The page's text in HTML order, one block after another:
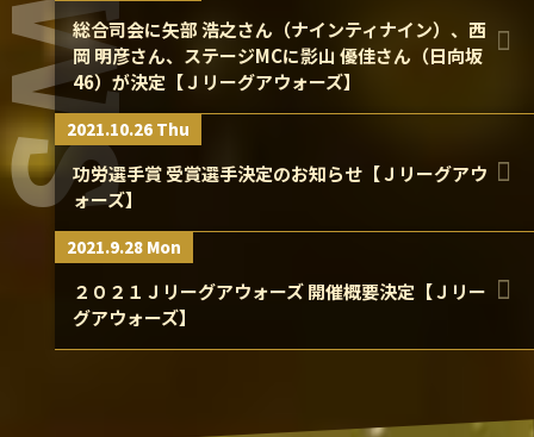
総合司会に矢部 浩之さん（ナインティナイン）、西
岡 明彦さん、ステージMCに影山 優佳さん（日向坂
46）が決定【Ｊリーグアウォーズ】
功労選手賞 受賞選手決定のお知らせ【Ｊリーグアウ
ォーズ】
2021.10.26 Thu
２０２１Ｊリーグアウォーズ 開催概要決定【Ｊリー
グアウォーズ】
2021.9.28 Mon